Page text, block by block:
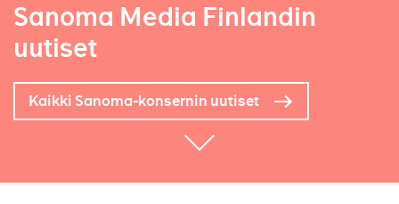
Sanoma Media Finlandin
uutiset
Kaikki Sanoma-konsernin uutiset